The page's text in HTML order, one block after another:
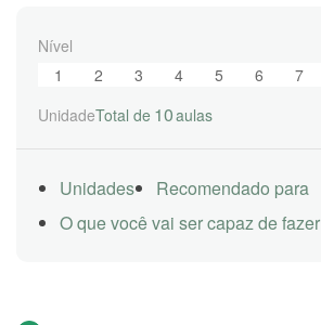
Nível
1
2 3 4 5 6 7
UnidadeTotal de 10aulas
Unidades
Recomendado para
O que você vai ser capaz de fazer